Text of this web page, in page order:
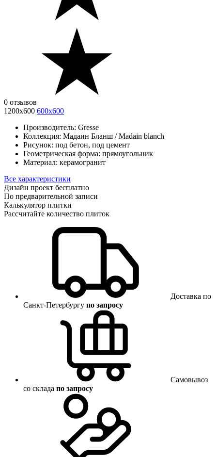
0 отзывов
1200х600 600х600
Производитель: Gresse
Коллекция: Мадаин Бланш / Madain blanch
Рисунок: под бетон, под цемент
Геометрическая форма: прямоугольник
Материал: керамогранит
Все характеристики
Дизайн проект бесплатно
По предварительной записи
Калькулятор плитки
Рассчитайте количество плиток
Доставка по
Санкт-Петербургу по запросу
Самовывоз
со склада по запросу